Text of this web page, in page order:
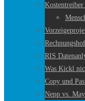
RIS
Was Kickl
Copy und
Nepp vs.